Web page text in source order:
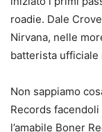
roadie. Dale
Nirvana, nelle
batterista ufficiale
Non sappiamo
Records
l’amabile Boner